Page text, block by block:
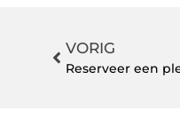
VORIG
Reserveer een